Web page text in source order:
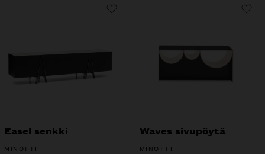
Easel senkki
MINOTTI
Waves sivupöytä
MINOTTI